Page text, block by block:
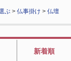
ぶ >仏事掛け >仏壇
新着順